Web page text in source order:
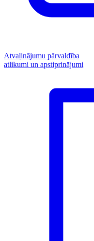
Atvaļinājumu pārvaldība
atlikumi un apstiprinājumi